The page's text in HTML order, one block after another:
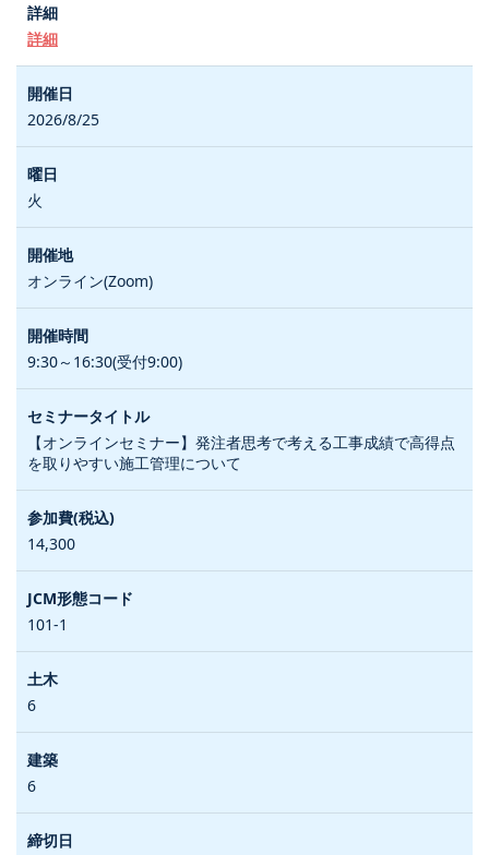
詳細
2026/8/25
火
オンライン(Zoom)
9:30～16:30(受付9:00)
【オンラインセミナー】発注者思考で考える工事成績で高得点
を取りやすい施工管理について
14,300
101-1
6
6